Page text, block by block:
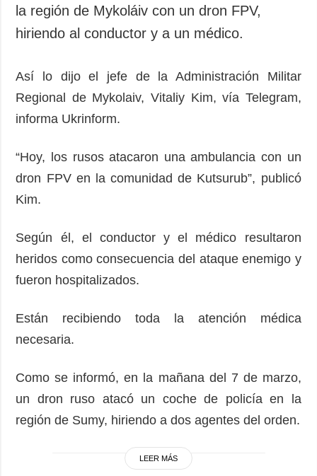
la región de Mykoláiv con un dron FPV,
hiriendo al conductor y a un médico.
Así lo dijo el jefe de la Administración Militar
Regional de Mykolaiv, Vitaliy Kim, vía Telegram,
informa Ukrinform.
“Hoy, los rusos atacaron una ambulancia con un
dron FPV en la comunidad de Kutsurub”, publicó
Kim.
Según él, el conductor y el médico resultaron
heridos como consecuencia del ataque enemigo y
fueron hospitalizados.
Están recibiendo toda la atención médica
necesaria.
Como se informó, en la mañana del 7 de marzo,
un dron ruso atacó un coche de policía en la
región de Sumy, hiriendo a dos agentes del orden.
LEER MÁS